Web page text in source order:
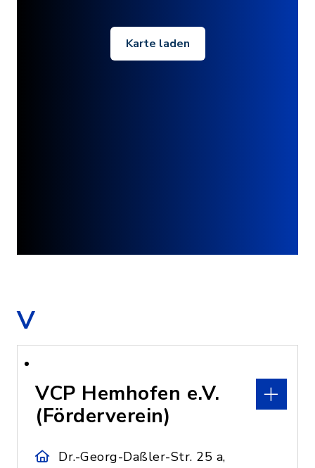
Karte laden
V
VCP Hemhofen e.V.
(Förderverein)
Dr.-Georg-Daßler-Str. 25 a,